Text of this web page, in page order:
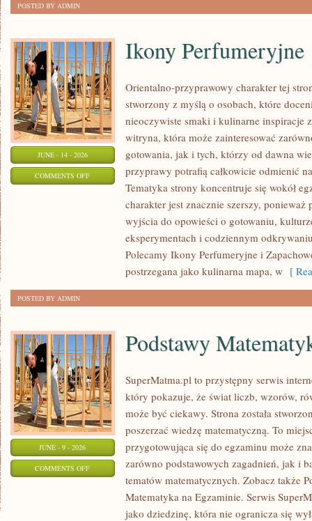
POSTED BY ADMIN
JUNE - 14 - 2026
COMMENTS OFFON
PERFUMERYJNE
Ikony Perfumeryjne
Orientalno-przyprawowy charakter tej
stworzony z myślą o osobach, które
nieoczywiste smaki i kulinarne inspiracje
witryna, która może zainteresować
gotowania, jak i tych, którzy od dawna
przyprawy potrafią całkowicie odmienić
Tematyka strony koncentruje się wokół
charakter jest znacznie szerszy,
wyjścia do opowieści o gotowaniu,
eksperymentach i codziennym
Polecamy Ikony Perfumeryjne i
postrzegana jako kulinarna mapa, w [
POSTED BY ADMIN
JUNE - 9 - 2026
COMMENTS OFFON
PODSTAWY
MATEMATYKI
Podstawy
SuperMatma.pl to przystępny serwis
który pokazuje, że świat liczb, wzorów,
może być ciekawy. Strona została
poszerzać wiedzę matematyczną. To
przygotowująca się do egzaminu może
zarówno podstawowych zagadnień, jak i
tematów matematycznych. Zobacz także
Matematyka na Egzaminie. Serwis
jako dziedzinę, która nie ogranicza się